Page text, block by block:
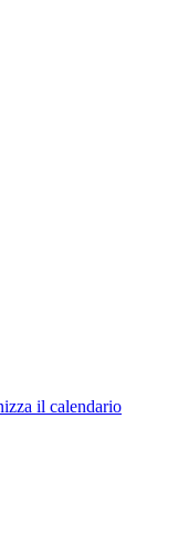
il calendario